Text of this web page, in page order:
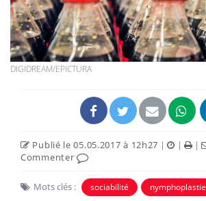
DIGIDREAM/EPICTURA
Publié le 05.05.2017 à 12h27 | | |
Commenter
Mots clés : sociabilité nymphoplastie